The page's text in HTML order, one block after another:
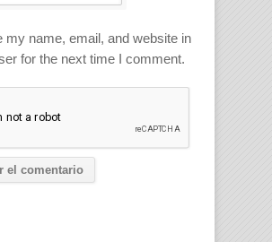
my name, email, and website in
for the next time I comment.